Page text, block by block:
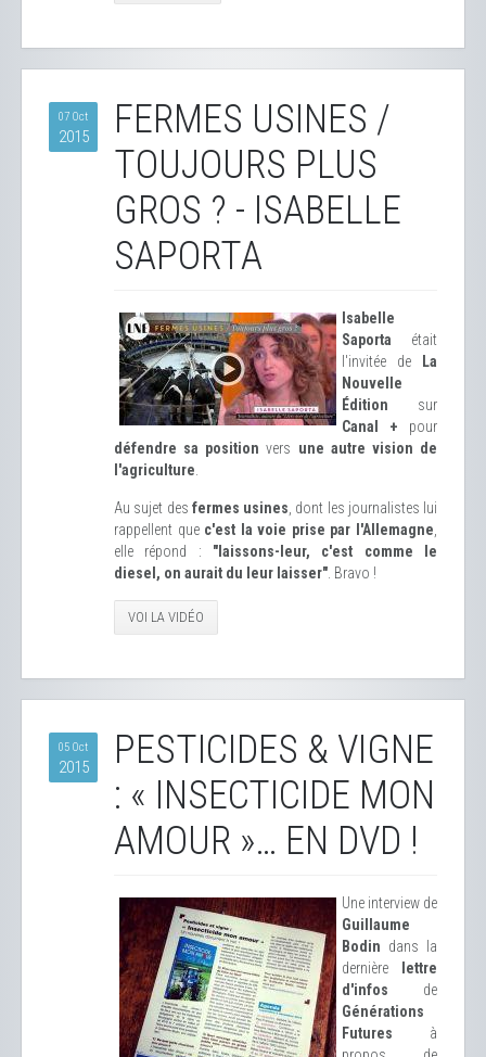
07 Oct
2015
FERMES USINES /
TOUJOURS PLUS
GROS ? - ISABELLE
SAPORTA
Isabelle
Saporta était
l'invitée de La
Nouvelle
Édition sur
Canal + pour
défendre sa position vers une autre vision de
l'agriculture
Au sujet des fermes usines , dont les journalistes lui
rappellent que c'est la voie prise par l'Allemagne
elle répond : "laissons-leur, c'est comme le
diesel, on aurait du leur laisser" . Bravo !
VOI LA VIDÉO
05 Oct
2015
PESTICIDES & VIGNE
: « INSECTICIDE MON
AMOUR »… EN DVD !
Une interview de
Guillaume
Bodin ​ dans la
dernière
lettre
d'infos de
Générations
Futures ​ à